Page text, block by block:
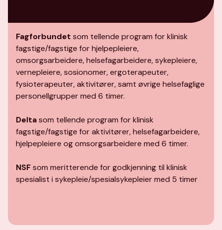
Fagforbundet som tellende program for klinisk
fagstige/fagstige for hjelpepleiere,
omsorgsarbeidere, helsefagarbeidere, sykepleiere,
vernepleiere, sosionomer, ergoterapeuter,
fysioterapeuter, aktivitører, samt øvrige helsefaglige
personellgrupper med 6 timer.
Deltasom tellende program for klinisk
fagstige/fagstige for aktivitører, helsefagarbeidere,
hjelpepleiere og omsorgsarbeidere med 6 timer.
NSFsom meritterende for godkjenning til klinisk
spesialist i sykepleie/spesialsykepleier med 5 timer